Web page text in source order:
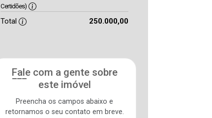
Certidões)
Total 250.000,00
Fale com a gente sobre
este imóvel
Preencha os campos abaixo e
retornamos o seu contato em breve.